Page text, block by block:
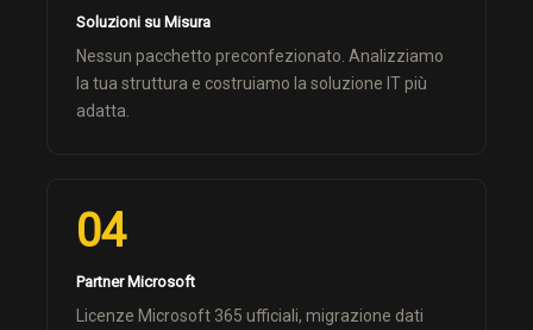
Soluzioni su Misura
Nessun pacchetto preconfezionato. Analizziamo
la tua struttura e costruiamo la soluzione IT più
adatta.
04
Partner Microsoft
Licenze Microsoft 365 ufficiali, migrazione dati